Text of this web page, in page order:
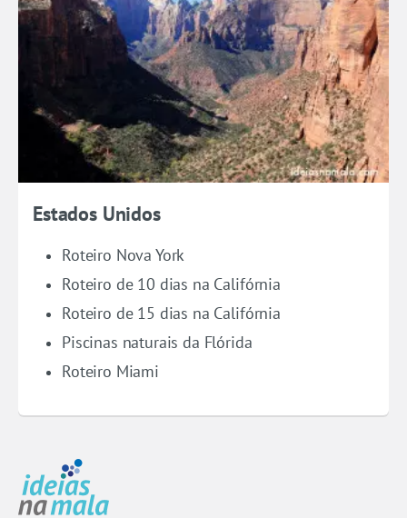
Estados Unidos
Roteiro Nova York
Roteiro de 10 dias na Califórnia
Roteiro de 15 dias na Califórnia
Piscinas naturais da Flórida
Roteiro Miami